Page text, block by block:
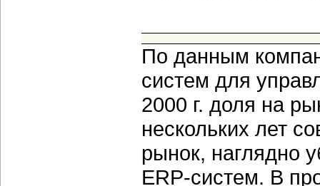
По данным
систем для
2000 г. доля на
нескольких лет
рынок, наглядно
ERP-систем. В